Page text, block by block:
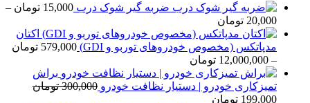
ضربه گیر شوک درب 15,000 تومان –
20,000 تومان
قیمت:
15,000 تومان
تا
20,000 تومان
اکتان
مدپاتکس (مخصوص خودروهای توربو و GDI)
579,000 تومان
–
12,000,000 تومان
قیمت:
579,000 تومان
براش
تمیزکاری خودرو | دستیار نظافت خودرو 300,000 تومان
قیمت
199,000 تومان